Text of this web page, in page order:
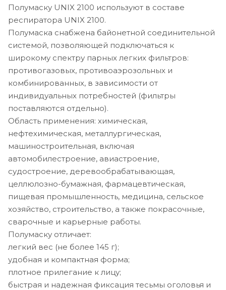
Полумаску UNIX 2100 используют в составе
респиратора UNIX 2100.
Полумаска снабжена байонетной соединительной
системой, позволяющей подключаться к
широкому спектру парных легких фильтров:
противогазовых, противоаэрозольных и
комбинированных, в зависимости от
индивидуальных потребностей (фильтры
поставляются отдельно).
Область применения: химическая,
нефтехимическая, металлургическая,
машиностроительная, включая
автомобилестроение, авиастроение,
судостроение, деревообрабатывающая,
целлюлозно-бумажная, фармацевтическая,
пищевая промышленность, медицина, сельское
хозяйство, строительство, а также покрасочные,
сварочные и карьерные работы.
Полумаску отличает:
легкий вес (не более 145 г);
удобная и компактная форма;
плотное прилегание к лицу;
быстрая и надежная фиксация тесьмы оголовья и